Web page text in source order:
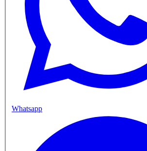
Whatsapp